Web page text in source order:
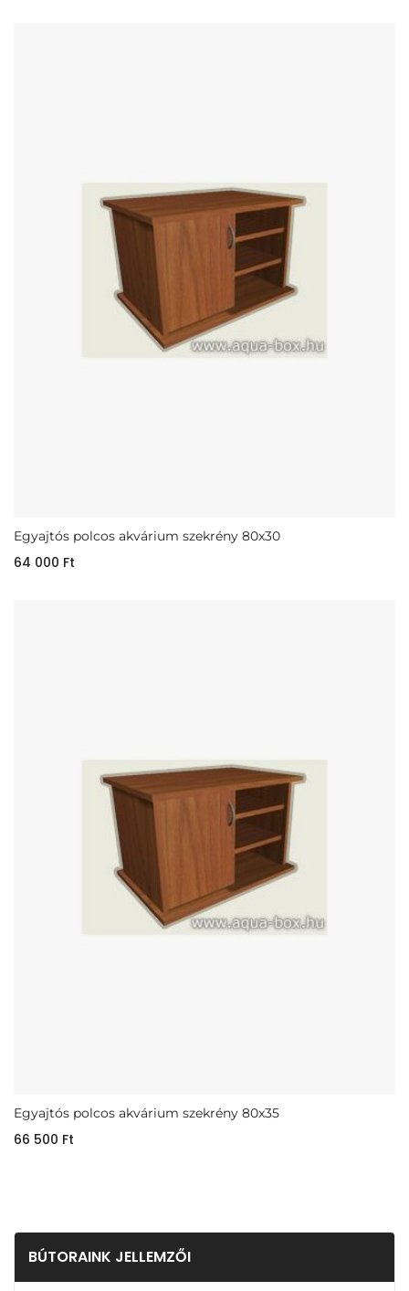
Egyajtós polcos akvárium szekrény 80x30
64 000 Ft
Egyajtós polcos akvárium szekrény 80x35
66 500 Ft
BÚTORAINK JELLEMZŐI